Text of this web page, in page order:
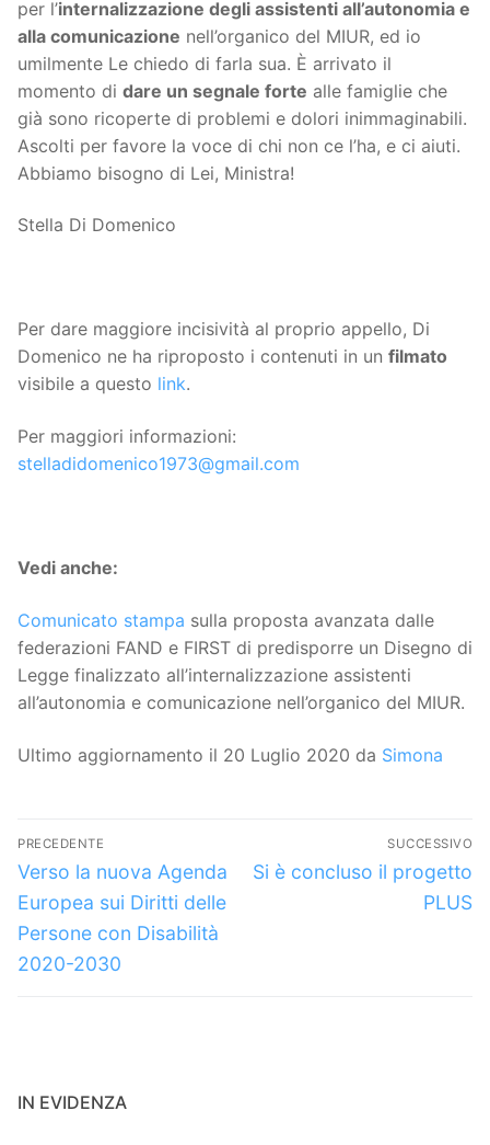
per l’internalizzazione degli assistenti all’autonomia e
alla comunicazione nell’organico del MIUR, ed io
umilmente Le chiedo di farla sua. È arrivato il
momento di dare un segnale forte alle famiglie che
già sono ricoperte di problemi e dolori inimmaginabili.
Ascolti per favore la voce di chi non ce l’ha, e ci aiuti.
Abbiamo bisogno di Lei, Ministra!
Stella Di Domenico
Per dare maggiore incisività al proprio appello, Di
Domenico ne ha riproposto i contenuti in un filmato
visibile a questo link.
Per maggiori informazioni:
stelladidomenico1973@gmail.com
Vedi anche:
Comunicato stampa sulla proposta avanzata dalle
federazioni FAND e FIRST di predisporre un Disegno di
Legge finalizzato all’internalizzazione assistenti
all’autonomia e comunicazione nell’organico del MIUR.
Ultimo aggiornamento il 20 Luglio 2020 da Simona
Navigazione
articoli
PRECEDENTE
Articolo
precedente:
Verso la nuova Agenda
Europea sui Diritti delle
Persone con Disabilità
2020-2030
SUCCESSIVO
Articolo
Si è concluso il progetto
PLUS
IN EVIDENZA